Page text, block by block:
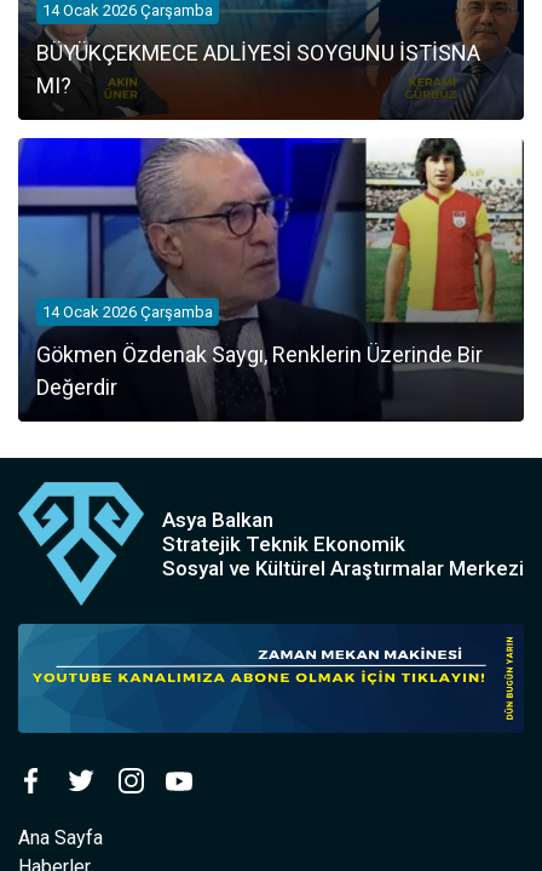
14 Ocak 2026 Çarşamba
BÜYÜKÇEKMECE ADLİYESİ SOYGUNU İSTİSNA
MI?
14 Ocak 2026 Çarşamba
Gökmen Özdenak Saygı, Renklerin Üzerinde Bir
Değerdir
Asya Balkan
Stratejik Teknik Ekonomik
Sosyal ve Kültürel Araştırmalar Merkezi
Ana Sayfa
Haberler